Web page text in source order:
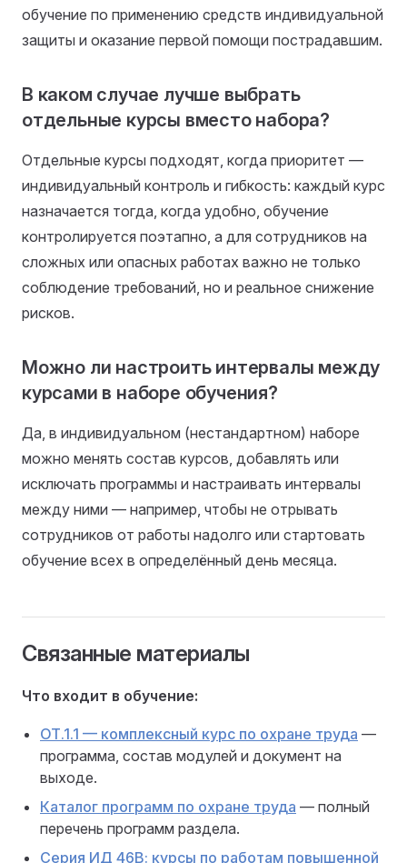
обучение по применению средств индивидуальной
защиты и оказание первой помощи пострадавшим.
В каком случае лучше выбрать
отдельные курсы вместо набора?
Отдельные курсы подходят, когда приоритет —
индивидуальный контроль и гибкость: каждый курс
назначается тогда, когда удобно, обучение
контролируется поэтапно, а для сотрудников на
сложных или опасных работах важно не только
соблюдение требований, но и реальное снижение
рисков.
Можно ли настроить интервалы между
курсами в наборе обучения?
Да, в индивидуальном (нестандартном) наборе
можно менять состав курсов, добавлять или
исключать программы и настраивать интервалы
между ними — например, чтобы не отрывать
сотрудников от работы надолго или стартовать
обучение всех в определённый день месяца.
Связанные материалы
Что входит в обучение:
ОТ.1.1 — комплексный курс по охране труда —
программа, состав модулей и документ на
выходе.
Каталог программ по охране труда — полный
перечень программ раздела.
Серия ИД 46В: курсы по работам повышенной